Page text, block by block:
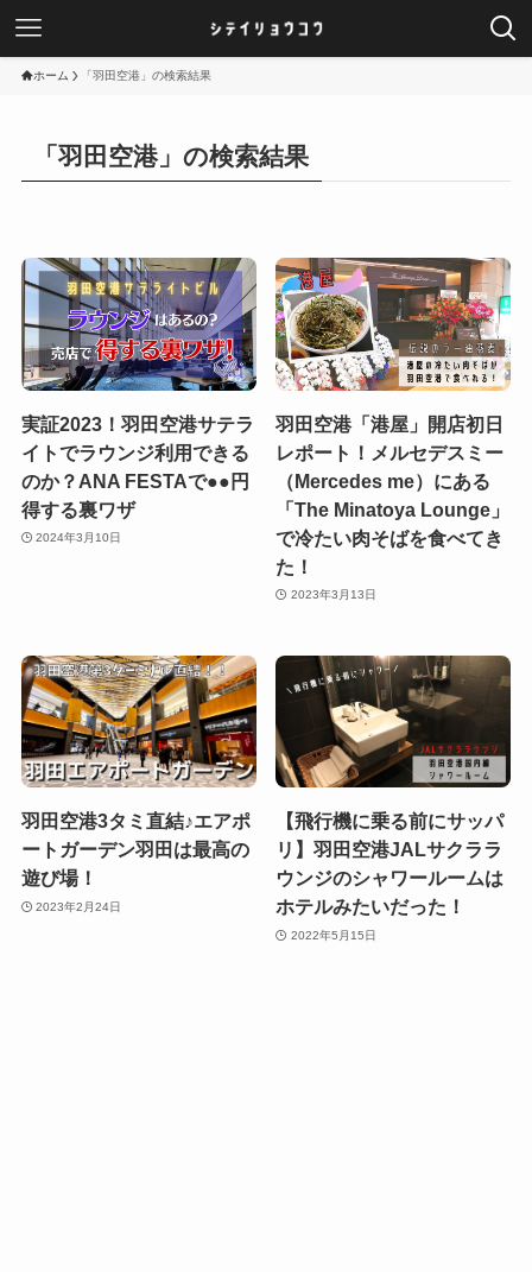
ホーム 「羽田空港」の検索結果
「羽田空港」の検索結果
実証2023！羽田空港サテラ
イトでラウンジ利用できる
のか？ANA FESTAで●●円
得する裏ワザ
2024年3月10日
羽田空港「港屋」開店初日
レポート！メルセデスミー
（Mercedes me）にある
「The Minatoya Lounge」
で冷たい肉そばを食べてき
た！
2023年3月13日
羽田空港3タミ直結♪エアポ
ートガーデン羽田は最高の
遊び場！
2023年2月24日
【飛行機に乗る前にサッパ
リ】羽田空港JALサクララ
ウンジのシャワールームは
ホテルみたいだった！
2022年5月15日